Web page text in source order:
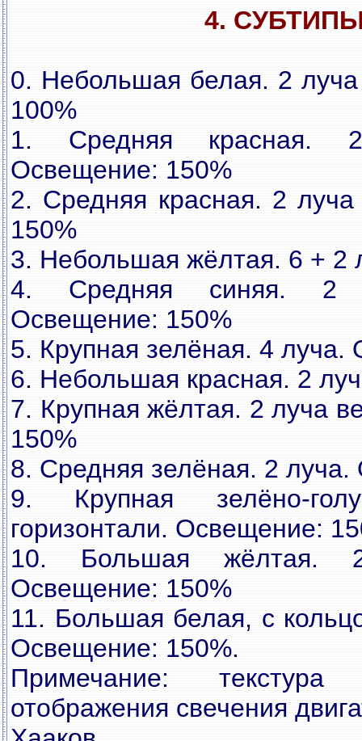
4.
0. Небольшая белая. 2
100%
1. Средняя красная.
Освещение: 150%
2. Средняя красная. 2
150%
3. Небольшая жёлтая. 6 + 2
4. Средняя синяя. 2
Освещение: 150%
5. Крупная зелёная. 4
6. Небольшая красная. 2
7. Крупная жёлтая. 2 луча
150%
8. Средняя зелёная. 2
9. Крупная зелёно-
горизонтали. Освещение:
10. Большая жёлтая.
Освещение: 150%
11. Большая белая, с
Освещение: 150%.
Примечание:
отображения свечения